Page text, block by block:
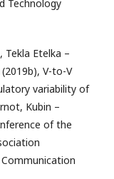
Technology
Etelka –
V-to-V
variability of
Kubin –
of the